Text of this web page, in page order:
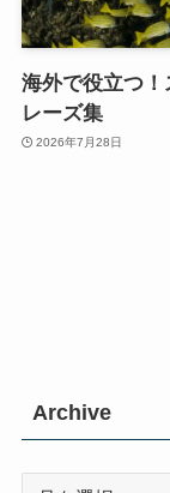
海外で役立つ
レーズ集
2026年7月28日
Archive
Archive